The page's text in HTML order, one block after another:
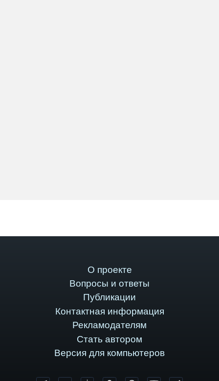
О проекте
Вопросы и ответы
Публикации
Контактная информация
Рекламодателям
Стать автором
Версия для компьютеров